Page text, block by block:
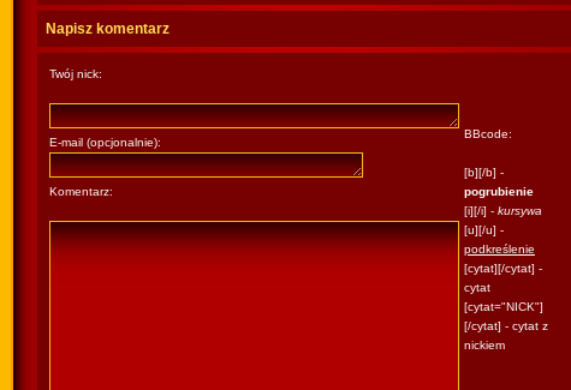
Napisz komentarz
Twój nick:
E-mail (opcjonalnie):
Komentarz:
BBcode:
[b][/b] -
pogrubienie
[i][/i] - kursywa
[u][/u] -
podkreślenie
[cytat][/cytat] -
cytat
[cytat="NICK"]
[/cytat] - cytat z
nickiem